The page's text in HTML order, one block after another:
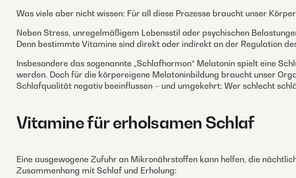
Was viele aber nicht wissen: Für all diese Prozesse braucht unser
Neben Stress, unregelmäßigem Lebensstil oder psychischen
Denn bestimmte Vitamine sind direkt oder indirekt an der Regulation
Insbesondere das sogenannte „Schlafhormon“ Melatonin spielt eine
werden. Doch für die körpereigene Melatoninbildung braucht unser
Schlafqualität negativ beeinflussen – und umgekehrt: Wer schlecht
Vitamine für erholsamen Schlaf
Eine ausgewogene Zufuhr an Mikronährstoffen kann helfen, die
Zusammenhang mit Schlaf und Erholung: